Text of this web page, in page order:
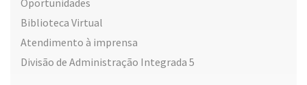
Oportunidades
Biblioteca Virtual
Atendimento à imprensa
Divisão de Administração Integrada 5